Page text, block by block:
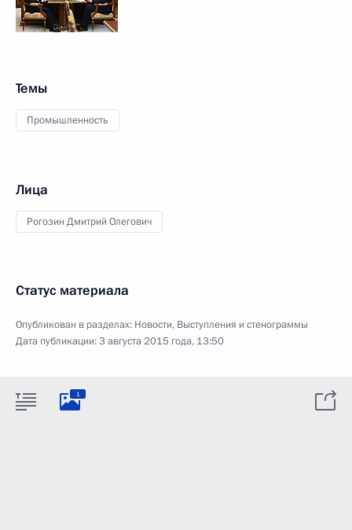
Темы
Промышленность
Лица
Рогозин Дмитрий Олегович
Статус материала
Опубликован в разделах: Новости, Выступления и стенограммы
Дата публикации:3 августа 2015 года, 13:50
1